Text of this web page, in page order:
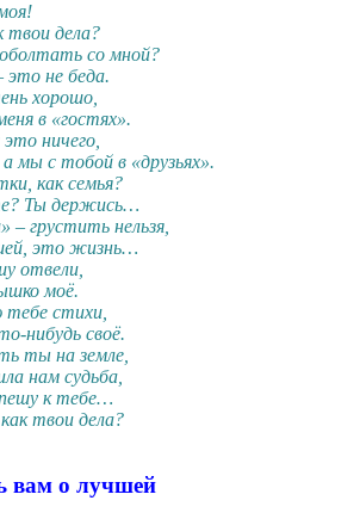
твои дела?
со мной?
это не беда.
хорошо,
в «гостях».
ничего,
мы с тобой в «друзьях».
как семья?
Ты держись…
– грустить нельзя,
это жизнь…
отвели,
моё.
тебе стихи,
нибудь своё.
ты на земле,
нам судьба,
к тебе…
твои дела?
вам о лучшей